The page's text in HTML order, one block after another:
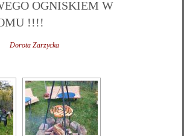
OGNISKIEM W
!!!!
Dorota Zarzycka